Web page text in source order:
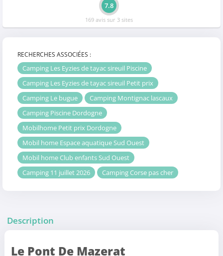
7.8
169 avis sur 3 sites
RECHERCHES ASSOCIÉES :
Camping Les Eyzies de tayac sireuil Piscine
Camping Les Eyzies de tayac sireuil Petit prix
Camping Le bugue
Camping Montignac lascaux
Camping Piscine Dordogne
Mobilhome Petit prix Dordogne
Mobil home Espace aquatique Sud Ouest
Mobil home Club enfants Sud Ouest
Camping 11 juillet 2026
Camping Corse pas cher
Description
Le Pont De Mazerat